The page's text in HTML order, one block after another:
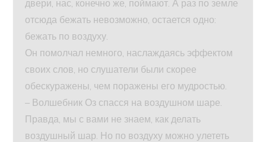
двери, нас, конечно же, поймают. А раз по земле
отсюда бежать невозможно, остается одно:
бежать по воздуху.
Он помолчал немного, наслаждаясь эффектом
своих слов, но слушатели были скорее
обескуражены, чем поражены его мудростью.
– Волшебник Оз спасся на воздушном шаре.
Правда, мы с вами не знаем, как делать
воздушный шар. Но по воздуху можно улететь